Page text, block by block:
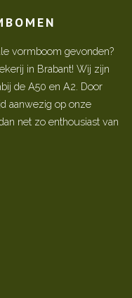
vormboom gevonden?
in Brabant! Wij zijn
de A50 en A2. Door
aanwezig op onze
net zo enthousiast van